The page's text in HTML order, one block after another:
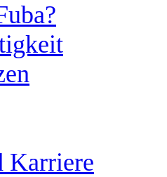
Karriere